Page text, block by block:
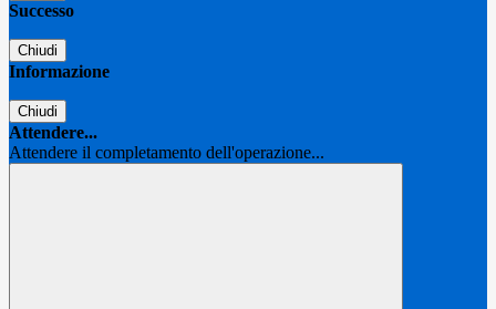
Successo
Chiudi
Informazione
Chiudi
Attendere...
Attendere il completamento dell'operazione...